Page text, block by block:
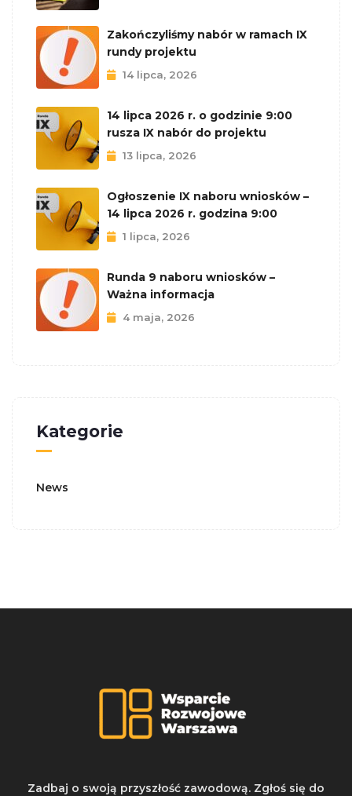
Zakończyliśmy nabór w ramach IX
rundy projektu
14 lipca, 2026
14 lipca 2026 r. o godzinie 9:00
rusza IX nabór do projektu
13 lipca, 2026
Ogłoszenie IX naboru wniosków –
14 lipca 2026 r. godzina 9:00
1 lipca, 2026
Runda 9 naboru wniosków –
Ważna informacja
4 maja, 2026
Kategorie
News
Zadbaj o swoją przyszłość zawodową. Zgłoś się do